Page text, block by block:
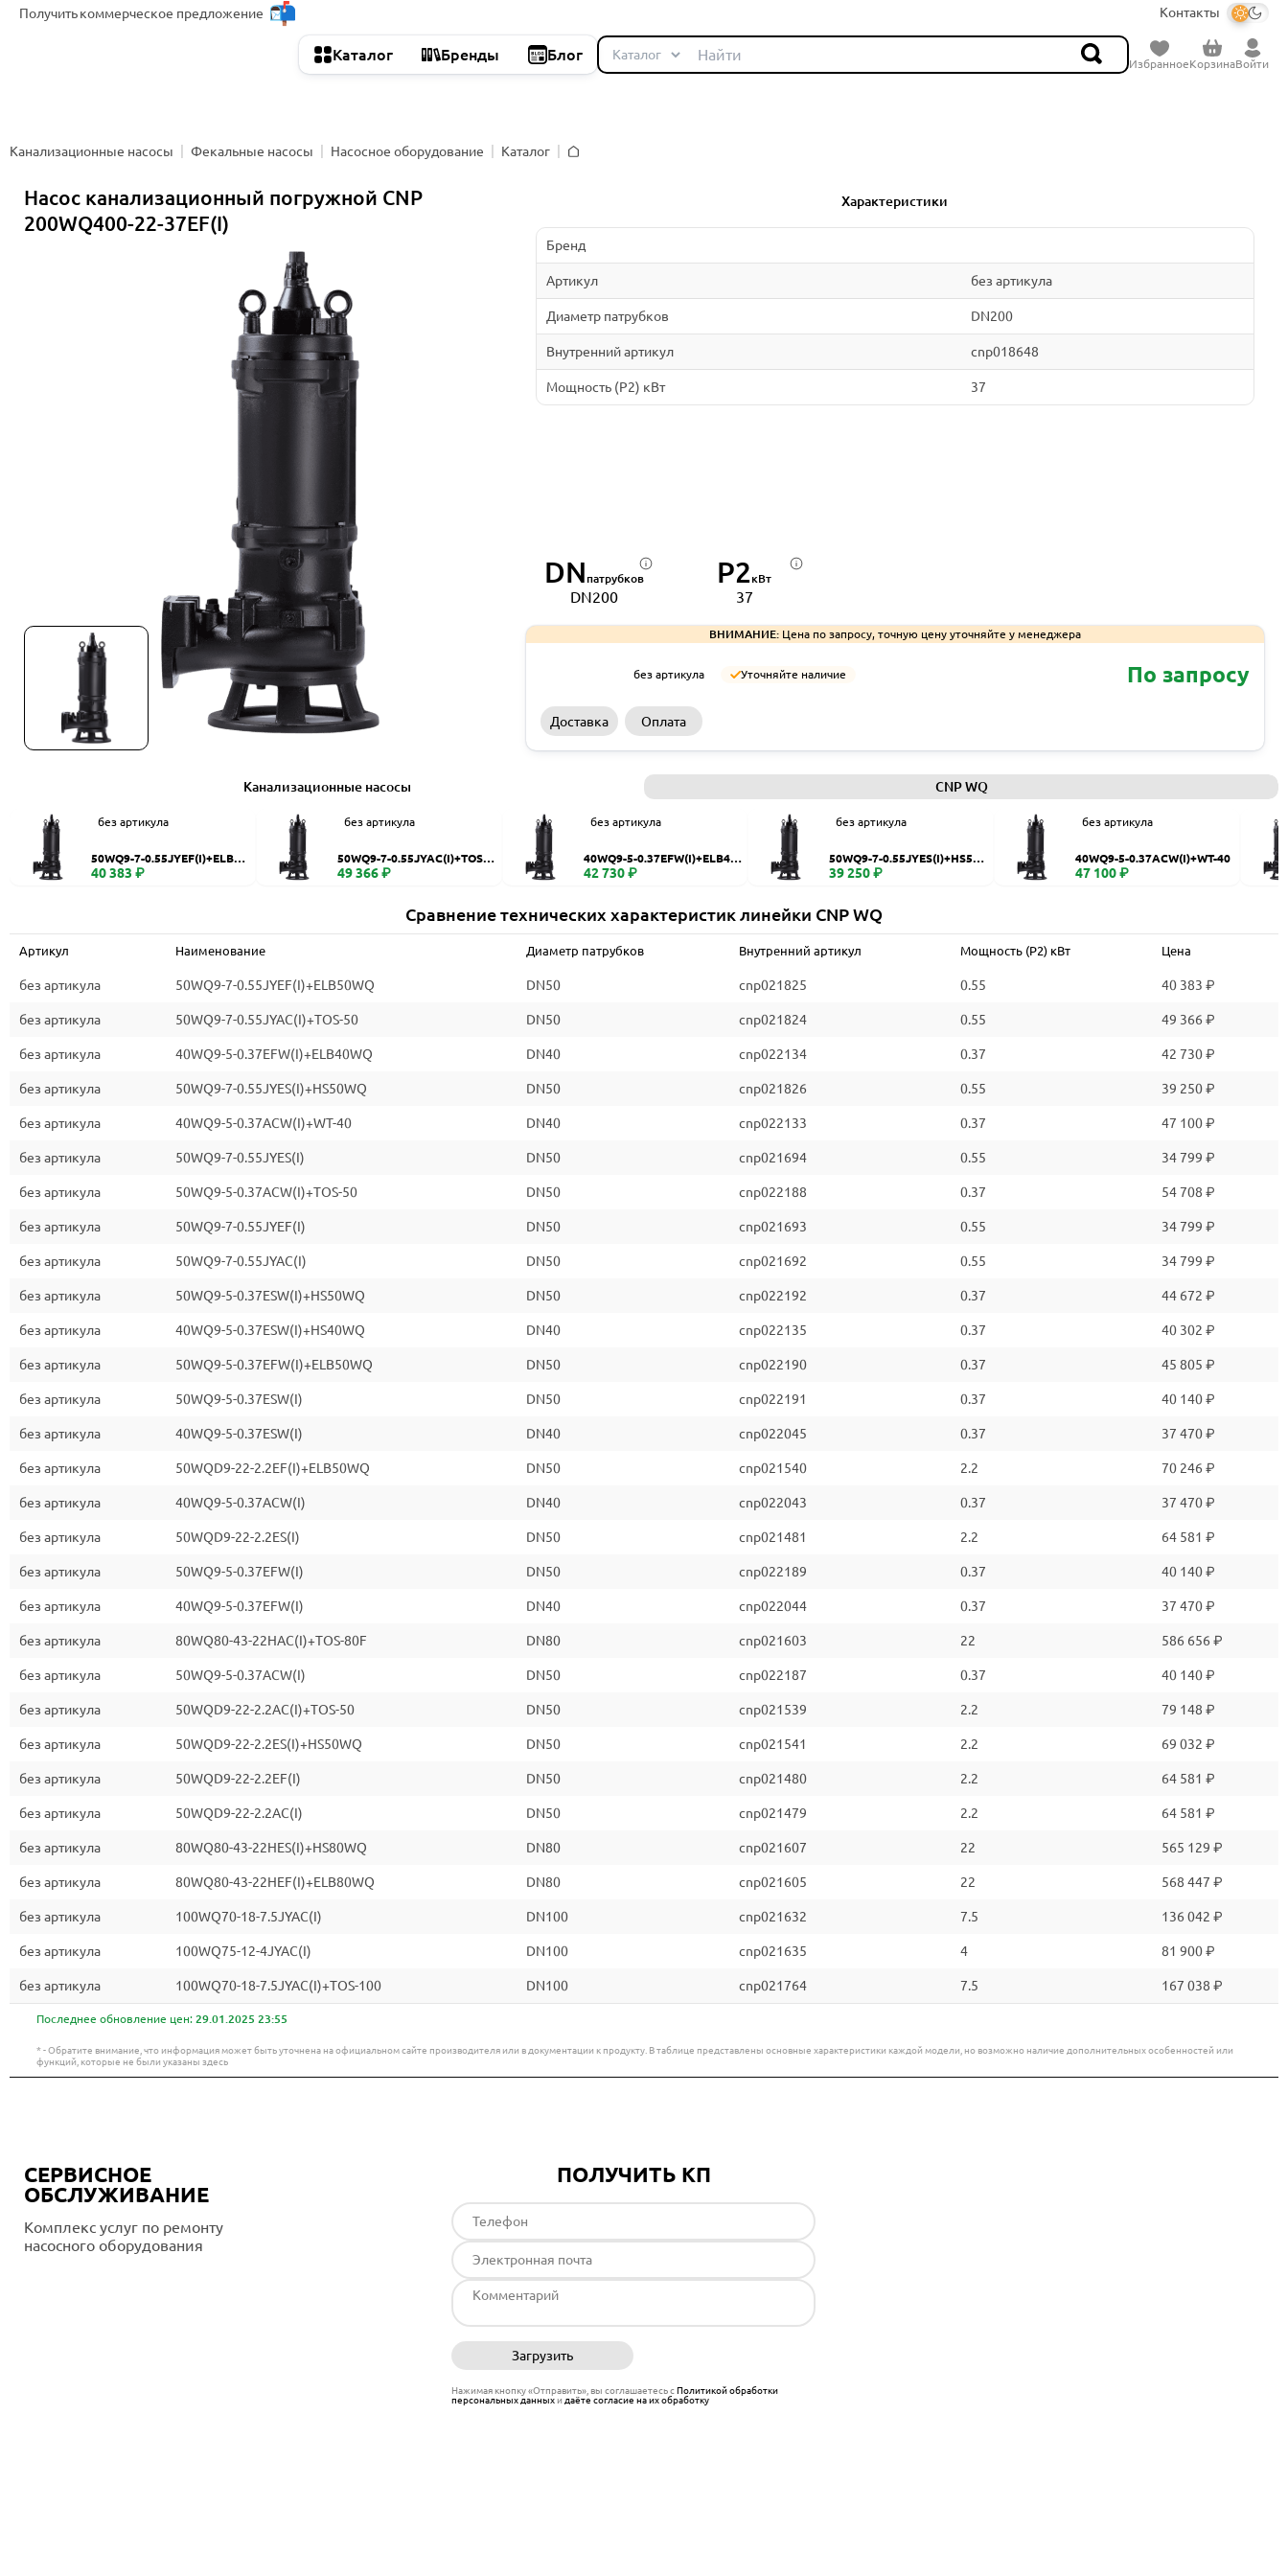
Получитькоммерческое предложение Контакты
Каталог Бренды Блог
ИзбранноеКорзинаВойти
Канализационные насосы Фекальные насосы Насосное оборудование
Каталог
Насос канализационный погружной CNP
200WQ400-22-37EF(I)
Характеристики
Бренд
Артикул без артикула
Диаметр патрубков DN200
Внутренний артикул cnp018648
Мощность (P2) кВт 37
DN патрубков
DN200
P2кВт
37
ВНИМАНИЕ:Цена по запросу, точную цену уточняйте у менеджера
без артикула Уточняйте наличие По запросу
Доставка Оплата
Канализационные насосы CNP WQ
без артикула
50WQ9-7-0.55JYEF(I)+ELB50
WQ
40 383 ₽
без артикула
50WQ9-7-0.55JYAC(I)+TOS-5
0
49 366 ₽
без артикула
40WQ9-5-0.37EFW(I)+ELB40
WQ
42 730 ₽
без артикула
50WQ9-7-0.55JYES(I)+HS50
WQ
39 250 ₽
без артикула
40WQ9-5-0.37ACW(I)+WT-40
47 100 ₽
Сравнение технических характеристик линейки CNP WQ
Артикул Наименование Диаметр патрубков Внутренний артикул Мощность (P2) кВт Цена
без артикула 50WQ9-7-0.55JYEF(I)+ELB50WQ DN50 cnp021825 0.55 40 383 ₽
без артикула 50WQ9-7-0.55JYAC(I)+TOS-50 DN50 cnp021824 0.55 49 366 ₽
без артикула 40WQ9-5-0.37EFW(I)+ELB40WQ DN40 cnp022134 0.37 42 730 ₽
без артикула 50WQ9-7-0.55JYES(I)+HS50WQ DN50 cnp021826 0.55 39 250 ₽
без артикула 40WQ9-5-0.37ACW(I)+WT-40 DN40 cnp022133 0.37 47 100 ₽
без артикула 50WQ9-7-0.55JYES(I) DN50 cnp021694 0.55 34 799 ₽
без артикула 50WQ9-5-0.37ACW(I)+TOS-50 DN50 cnp022188 0.37 54 708 ₽
без артикула 50WQ9-7-0.55JYEF(I) DN50 cnp021693 0.55 34 799 ₽
без артикула 50WQ9-7-0.55JYAC(I) DN50 cnp021692 0.55 34 799 ₽
без артикула 50WQ9-5-0.37ESW(I)+HS50WQ DN50 cnp022192 0.37 44 672 ₽
без артикула 40WQ9-5-0.37ESW(I)+HS40WQ DN40 cnp022135 0.37 40 302 ₽
без артикула 50WQ9-5-0.37EFW(I)+ELB50WQ DN50 cnp022190 0.37 45 805 ₽
без артикула 50WQ9-5-0.37ESW(I) DN50 cnp022191 0.37 40 140 ₽
без артикула 40WQ9-5-0.37ESW(I) DN40 cnp022045 0.37 37 470 ₽
без артикула 50WQD9-22-2.2EF(I)+ELB50WQ DN50 cnp021540 2.2 70 246 ₽
без артикула 40WQ9-5-0.37ACW(I) DN40 cnp022043 0.37 37 470 ₽
без артикула 50WQD9-22-2.2ES(I) DN50 cnp021481 2.2 64 581 ₽
без артикула 50WQ9-5-0.37EFW(I) DN50 cnp022189 0.37 40 140 ₽
без артикула 40WQ9-5-0.37EFW(I) DN40 cnp022044 0.37 37 470 ₽
без артикула 80WQ80-43-22HAC(I)+TOS-80F DN80 cnp021603 22 586 656 ₽
без артикула 50WQ9-5-0.37ACW(I) DN50 cnp022187 0.37 40 140 ₽
без артикула 50WQD9-22-2.2AC(I)+TOS-50 DN50 cnp021539 2.2 79 148 ₽
без артикула 50WQD9-22-2.2ES(I)+HS50WQ DN50 cnp021541 2.2 69 032 ₽
без артикула 50WQD9-22-2.2EF(I) DN50 cnp021480 2.2 64 581 ₽
без артикула 50WQD9-22-2.2AC(I) DN50 cnp021479 2.2 64 581 ₽
без артикула 80WQ80-43-22HES(I)+HS80WQ DN80 cnp021607 22 565 129 ₽
без артикула 80WQ80-43-22HEF(I)+ELB80WQ DN80 cnp021605 22 568 447 ₽
без артикула 100WQ70-18-7.5JYAC(I) DN100 cnp021632 7.5 136 042 ₽
без артикула 100WQ75-12-4JYAC(I) DN100 cnp021635 4 81 900 ₽
без артикула 100WQ70-18-7.5JYAC(I)+TOS-100 DN100 cnp021764 7.5 167 038 ₽
Последнее обновление цен: 29.01.2025 23:55
* - Обратите внимание, что информация может быть уточнена на официальном сайте производителя или в документации к продукту. В таблице представлены основные характеристики каждой модели, но возможно наличие дополнительных особенностей или
функций, которые не были указаны здесь
СЕРВИСНОЕ
ОБСЛУЖИВАНИЕ
Комплекс услуг по ремонту
насосного оборудования
ПОЛУЧИТЬ КП
Загрузить
Нажимая кнопку «Отправить», вы соглашаетесь сПолитикой обработки
персональных данныхи даёте согласие на их обработку